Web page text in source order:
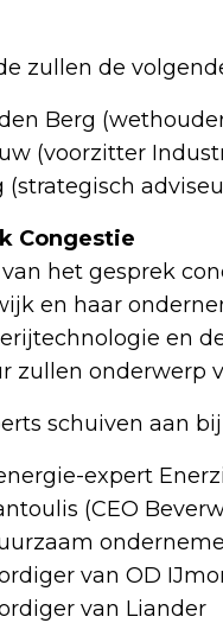
zullen de
Berg
(voorzitter
(strategisch
Congestie
het gesprek
en haar
en
zullen onderwerp
schuiven aan
expert
(CEO
van OD
van Liander